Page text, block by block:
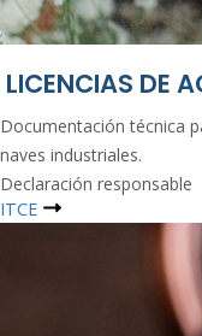
LICENCIAS DE
Documentación técnica
naves industriales.
Declaración responsable
ITCE